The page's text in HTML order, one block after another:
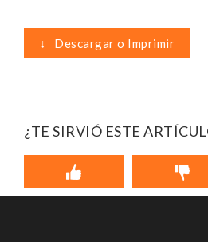
↓ Descargar o Imprimir
¿TE SIRVIÓ ESTE